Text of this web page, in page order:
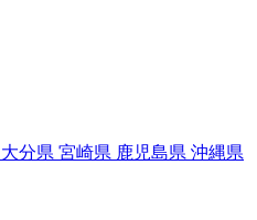
大分県 宮崎県 鹿児島県 沖縄県